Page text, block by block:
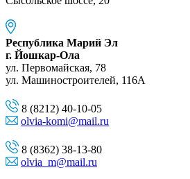
Республика Марий Эл
г. Йошкар-Ола
ул. Первомайская, 78
ул. Машиностроителей, 116A
8 (8212) 40-10-05
olvia-komi@mail.ru
8 (8362) 38-13-80
olvia_m@mail.ru